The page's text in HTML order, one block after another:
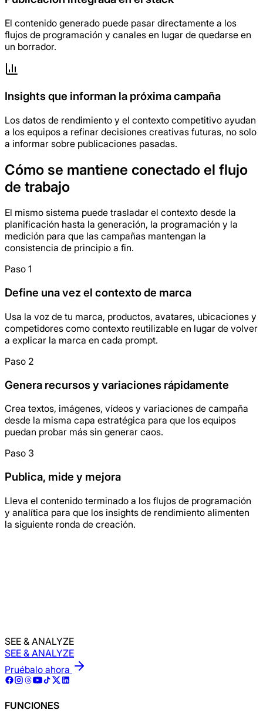
El contenido generado puede pasar directamente a los
flujos de programación y canales en lugar de quedarse en
un borrador.
Insights que informan la próxima campaña
Los datos de rendimiento y el contexto competitivo ayudan
a los equipos a refinar decisiones creativas futuras, no solo
a informar sobre publicaciones pasadas.
Cómo se mantiene conectado el flujo
de trabajo
El mismo sistema puede trasladar el contexto desde la
planificación hasta la generación, la programación y la
medición para que las campañas mantengan la
consistencia de principio a fin.
Paso 1
Define una vez el contexto de marca
Usa la voz de tu marca, productos, avatares, ubicaciones y
competidores como contexto reutilizable en lugar de volver
a explicar la marca en cada prompt.
Paso 2
Genera recursos y variaciones rápidamente
Crea textos, imágenes, vídeos y variaciones de campaña
desde la misma capa estratégica para que los equipos
puedan probar más sin generar caos.
Paso 3
Publica, mide y mejora
Lleva el contenido terminado a los flujos de programación
y analítica para que los insights de rendimiento alimenten
la siguiente ronda de creación.
SEE & ANALYZE
SEE & ANALYZE
Pruébalo ahora
FUNCIONES